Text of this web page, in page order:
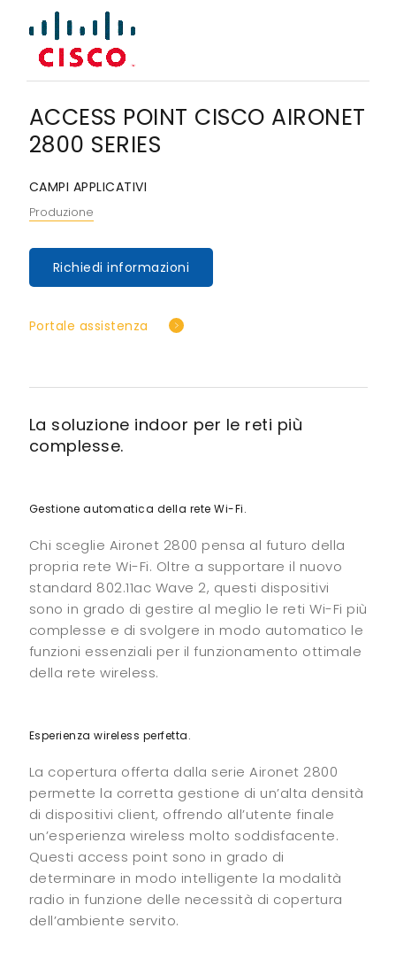
ACCESS POINT CISCO AIRONET
2800 SERIES
CAMPI APPLICATIVI
Produzione
Richiedi informazioni
Portale assistenza
La soluzione indoor per le reti più
complesse.
Gestione automatica della rete Wi-Fi.
Chi sceglie Aironet 2800 pensa al futuro della
propria rete Wi-Fi. Oltre a supportare il nuovo
standard 802.11ac Wave 2, questi dispositivi
sono in grado di gestire al meglio le reti Wi-Fi più
complesse e di svolgere in modo automatico le
funzioni essenziali per il funzionamento ottimale
della rete wireless.
Esperienza wireless perfetta.
La copertura offerta dalla serie Aironet 2800
permette la corretta gestione di un’alta densità
di dispositivi client, offrendo all’utente finale
un’esperienza wireless molto soddisfacente.
Questi access point sono in grado di
determinare in modo intelligente la modalità
radio in funzione delle necessità di copertura
dell’ambiente servito.